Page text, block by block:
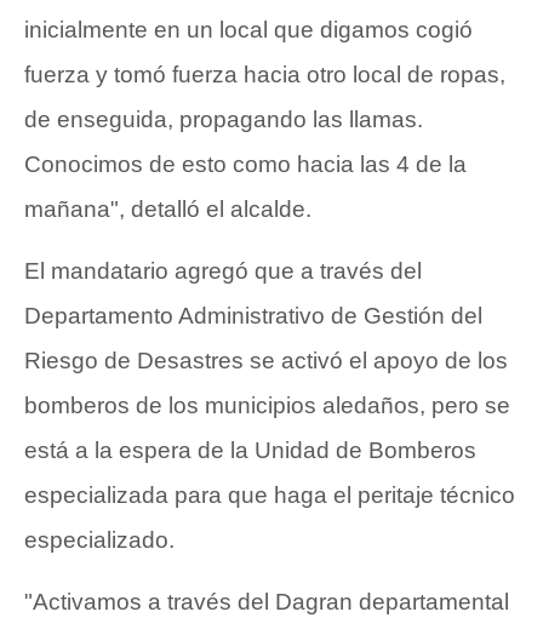
inicialmente en un local que digamos cogió
fuerza y tomó fuerza hacia otro local de ropas,
de enseguida, propagando las llamas.
Conocimos de esto como hacia las 4 de la
mañana", detalló el alcalde.
El mandatario agregó que a través del
Departamento Administrativo de Gestión del
Riesgo de Desastres se activó el apoyo de los
bomberos de los municipios aledaños, pero se
está a la espera de la Unidad de Bomberos
especializada para que haga el peritaje técnico
especializado.
"Activamos a través del Dagran departamental